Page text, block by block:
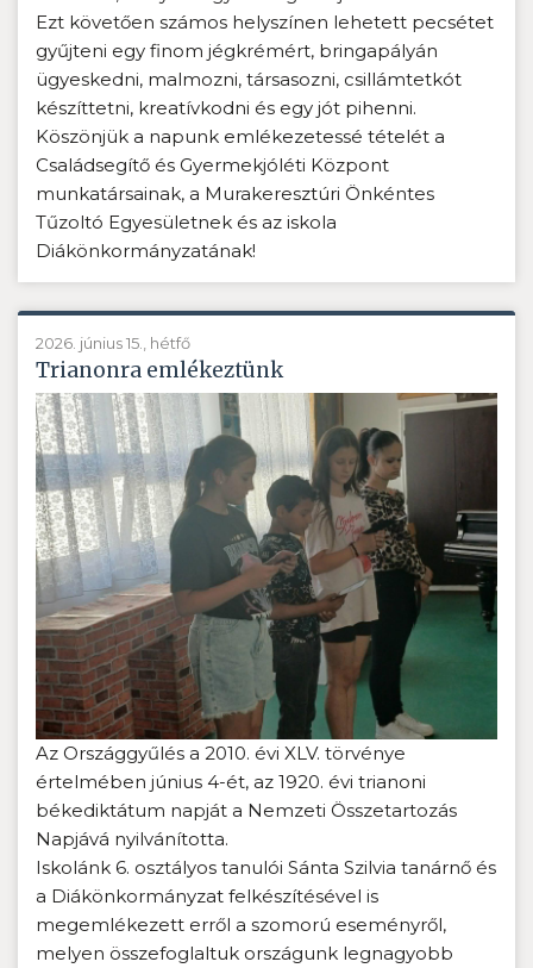
Ezt követően számos helyszínen lehetett pecsétet
gyűjteni egy finom jégkrémért, bringapályán
ügyeskedni, malmozni, társasozni, csillámtetkót
készíttetni, kreatívkodni és egy jót pihenni.
Köszönjük a napunk emlékezetessé tételét a
Családsegítő és Gyermekjóléti Központ
munkatársainak, a Murakeresztúri Önkéntes
Tűzoltó Egyesületnek és az iskola
Diákönkormányzatának!
2026. június 15., hétfő
Trianonra emlékeztünk
Az Országgyűlés a 2010. évi XLV. törvénye
értelmében június 4-ét, az 1920. évi trianoni
békediktátum napját a Nemzeti Összetartozás
Napjává nyilvánította.
Iskolánk 6. osztályos tanulói Sánta Szilvia tanárnő és
a Diákönkormányzat felkészítésével is
megemlékezett erről a szomorú eseményről,
melyen összefoglaltuk országunk legnagyobb